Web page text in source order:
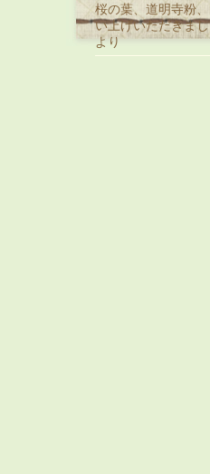
桜の葉、道明寺粉
い上げいただきま
より